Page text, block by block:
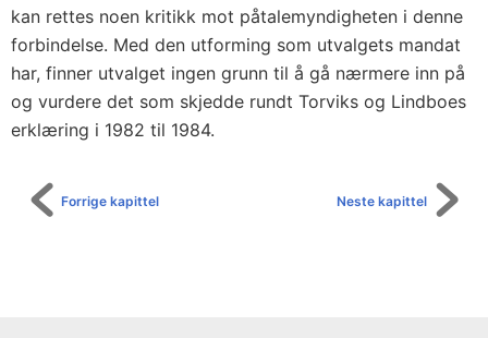
kan rettes noen kritikk mot påtalemyndigheten i denne
forbindelse. Med den utforming som utvalgets mandat
har, finner utvalget ingen grunn til å gå nærmere inn på
og vurdere det som skjedde rundt Torviks og Lindboes
erklæring i 1982 til 1984.
Neste kapittel
Forrige kapittel